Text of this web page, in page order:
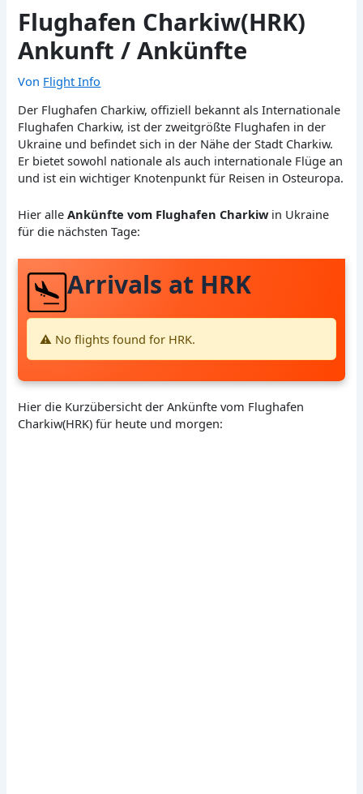
Flughafen Charkiw(HRK)
Ankunft / Ankünfte
Von Flight Info
Der Flughafen Charkiw, offiziell bekannt als Internationale
Flughafen Charkiw, ist der zweitgrößte Flughafen in der
Ukraine und befindet sich in der Nähe der Stadt Charkiw.
Er bietet sowohl nationale als auch internationale Flüge an
und ist ein wichtiger Knotenpunkt für Reisen in Osteuropa.
Hier alleAnkünfte vom Flughafen Charkiwin Ukraine
für die nächsten Tage:
Arrivals at HRK
⚠️ No flights found for HRK.
Hier die Kurzübersicht der Ankünfte vom Flughafen
Charkiw(HRK) für heute und morgen: